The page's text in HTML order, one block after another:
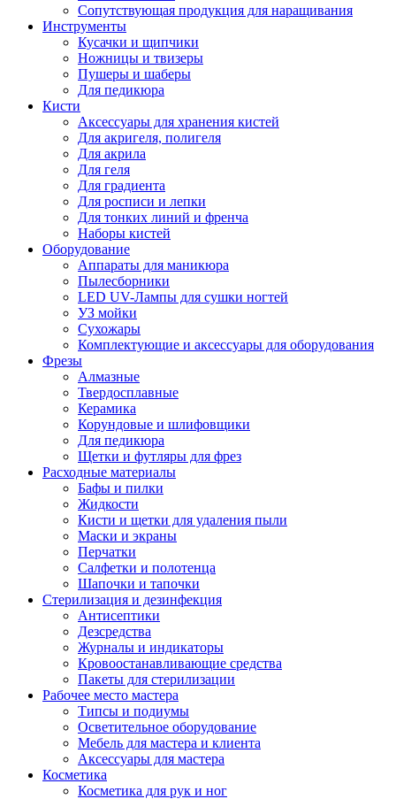
Сопутствующая продукция для наращивания
Инструменты
Кусачки и щипчики
Ножницы и твизеры
Пушеры и шаберы
Для педикюра
Кисти
Аксессуары для хранения кистей
Для акригеля, полигеля
Для акрила
Для геля
Для градиента
Для росписи и лепки
Для тонких линий и френча
Наборы кистей
Оборудование
Аппараты для маникюра
Пылесборники
LED UV-Лампы для сушки ногтей
УЗ мойки
Сухожары
Комплектующие и аксессуары для оборудования
Фрезы
Алмазные
Твердосплавные
Керамика
Корундовые и шлифовщики
Для педикюра
Щетки и футляры для фрез
Расходные материалы
Бафы и пилки
Жидкости
Кисти и щетки для удаления пыли
Маски и экраны
Перчатки
Салфетки и полотенца
Шапочки и тапочки
Стерилизация и дезинфекция
Антисептики
Дезсредства
Журналы и индикаторы
Кровоостанавливающие средства
Пакеты для стерилизации
Рабочее место мастера
Типсы и подиумы
Осветительное оборудование
Мебель для мастера и клиента
Аксессуары для мастера
Косметика
Косметика для рук и ног